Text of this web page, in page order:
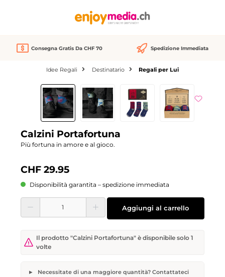
Consegna Gratis Da CHF 70 Spedizione Immediata
Idee Regali Destinatario Regali per Lui
Salta la galleria di immagini
Calzini Portafortuna
Più fortuna in amore e al gioco.
CHF 29.95
Disponibilità garantita – spedizione immediata
Quantità del prodotto: inserisci la quantità desiderata o usa i pulsanti per
Aggiungi al carrello
Il prodotto "Calzini Portafortuna" è disponibile solo 1
volte
Necessitate di una maggiore quantità? Contattateci